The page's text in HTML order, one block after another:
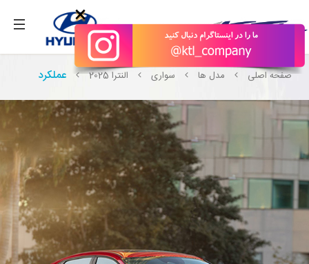
×
صفحه اصلی مدل ها سواری النترا 2025 عملکرد